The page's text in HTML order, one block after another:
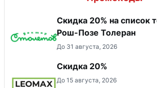
Скидка 20% на список
Рош-Позе Толеран
До 31 августа, 2026
Скидка 20%
До 15 августа, 2026